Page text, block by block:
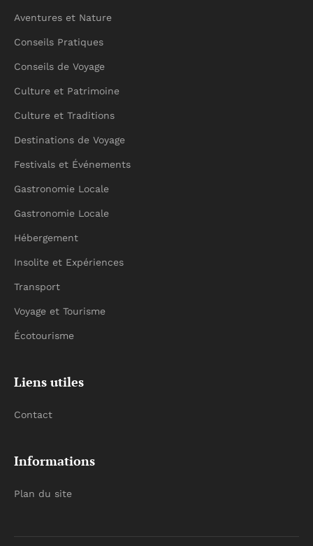
Aventures et Nature
Conseils Pratiques
Conseils de Voyage
Culture et Patrimoine
Culture et Traditions
Destinations de Voyage
Festivals et Événements
Gastronomie Locale
Gastronomie Locale
Hébergement
Insolite et Expériences
Transport
Voyage et Tourisme
Écotourisme
Liens utiles
Contact
Informations
Plan du site